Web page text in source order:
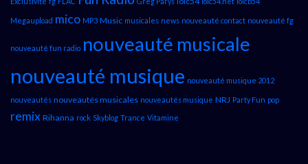
Megaupload mico MP3 Music musicales news nouveauté contact nouveauté fg
nouveauté fun radio nouveauté musicale
nouveauté musique nouveauté musique 2012
nouveautés nouveautés musicales nouveautés musique NRJ Party Fun pop
remix Rihanna rock Skyblog Trance Vitamine